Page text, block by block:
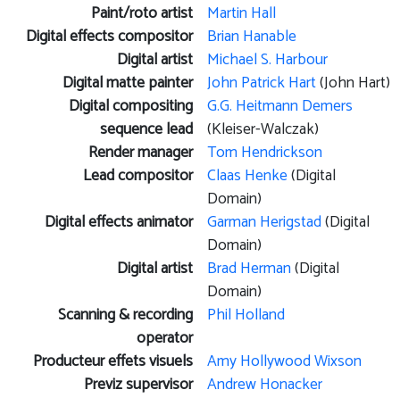
Paint/roto artist Martin Hall
Digital effects compositor Brian Hanable
Digital artist Michael S. Harbour
Digital matte painter John Patrick Hart(John Hart)
Digital compositing
sequence lead
G.G. Heitmann Demers
(Kleiser-Walczak)
Render manager Tom Hendrickson
Lead compositor Claas Henke(Digital
Domain)
Digital effects animator Garman Herigstad(Digital
Domain)
Digital artist Brad Herman(Digital
Domain)
Scanning & recording
operator
Phil Holland
Producteur effets visuels Amy Hollywood Wixson
Previz supervisor Andrew Honacker